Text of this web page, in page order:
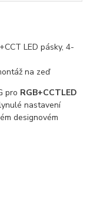
LED pásky, 4-
na zeď
pro RGB+CCTLED
nastavení
designovém